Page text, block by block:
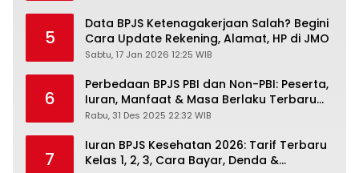
5
Data BPJS Ketenagakerjaan Salah? Begini
Cara Update Rekening, Alamat, HP di JMO
Sabtu, 17 Jan 2026 12:25 WIB
6
Perbedaan BPJS PBI dan Non-PBI: Peserta,
Iuran, Manfaat & Masa Berlaku Terbaru
2026
Rabu, 31 Des 2025 22:32 WIB
7
Iuran BPJS Kesehatan 2026: Tarif Terbaru
Kelas 1, 2, 3, Cara Bayar, Denda &